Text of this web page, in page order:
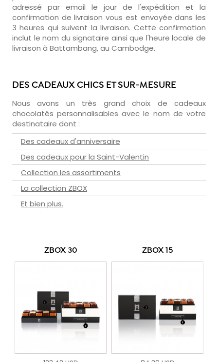
adressé par email le jour de l'expédition et la
confirmation de livraison vous est envoyée dans les
3 heures qui suivent la livraison. Cette confirmation
inclut le nom du signataire ainsi que l'heure locale de
livraison à Battambang, au Cambodge.
DES CADEAUX CHICS ET SUR-MESURE
Nous avons un très grand choix de cadeaux
chocolatés personnalisables avec le nom de votre
destinataire dont :
Des cadeaux d'anniversaire
Des cadeaux pour la Saint-Valentin
Collection les assortiments
La collection ZBOX
Et bien plus.
ZBOX 30 ZBOX 15